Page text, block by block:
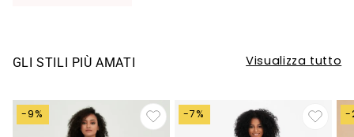
GLI STILI PIÙ AMATI Visualizza tutto
-9% -7% -